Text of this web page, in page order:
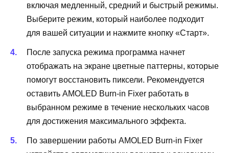
включая медленный, средний и быстрый режимы.
Выберите режим, который наиболее подходит
для вашей ситуации и нажмите кнопку «Старт».
После запуска режима программа начнет
отображать на экране цветные паттерны, которые
помогут восстановить пиксели. Рекомендуется
оставить AMOLED Burn-in Fixer работать в
выбранном режиме в течение нескольких часов
для достижения максимального эффекта.
По завершении работы AMOLED Burn-in Fixer